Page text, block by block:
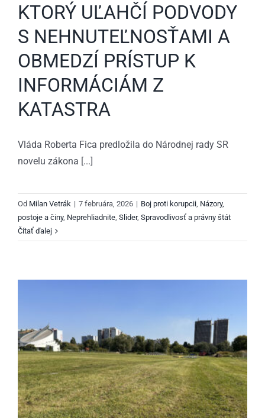
KTORÝ UĽAHČÍ PODVODY
S NEHNUTEĽNOSŤAMI A
OBMEDZÍ PRÍSTUP K
INFORMÁCIÁM Z
KATASTRA
Vláda Roberta Fica predložila do Národnej rady SR
novelu zákona [...]
Od Milan Vetrák | 7 februára, 2026 | Boj proti korupcii Názory,
postoje a činy, Neprehliadnite Slider, Spravodlivosť a právny štát
Čítať ďalej